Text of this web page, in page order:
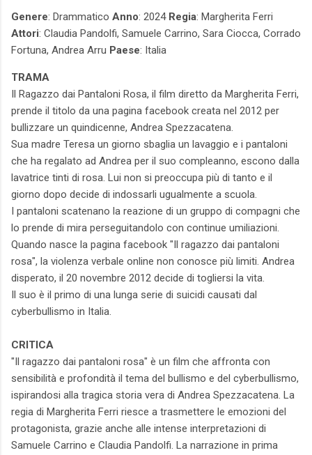
Genere: Drammatico Anno: 2024 Regia: Margherita Ferri
Attori: Claudia Pandolfi, Samuele Carrino, Sara Ciocca, Corrado
Fortuna, Andrea Arru Paese: Italia
TRAMA
Il Ragazzo dai Pantaloni Rosa, il film diretto da Margherita Ferri,
prende il titolo da una pagina facebook creata nel 2012 per
bullizzare un quindicenne, Andrea Spezzacatena.
Sua madre Teresa un giorno sbaglia un lavaggio e i pantaloni
che ha regalato ad Andrea per il suo compleanno, escono dalla
lavatrice tinti di rosa. Lui non si preoccupa più di tanto e il
giorno dopo decide di indossarli ugualmente a scuola.
I pantaloni scatenano la reazione di un gruppo di compagni che
lo prende di mira perseguitandolo con continue umiliazioni.
Quando nasce la pagina facebook "Il ragazzo dai pantaloni
rosa", la violenza verbale online non conosce più limiti. Andrea
disperato, il 20 novembre 2012 decide di togliersi la vita.
Il suo è il primo di una lunga serie di suicidi causati dal
cyberbullismo in Italia.
CRITICA
"Il ragazzo dai pantaloni rosa" è un film che affronta con
sensibilità e profondità il tema del bullismo e del cyberbullismo,
ispirandosi alla tragica storia vera di Andrea Spezzacatena. La
regia di Margherita Ferri riesce a trasmettere le emozioni del
protagonista, grazie anche alle intense interpretazioni di
Samuele Carrino e Claudia Pandolfi. La narrazione in prima